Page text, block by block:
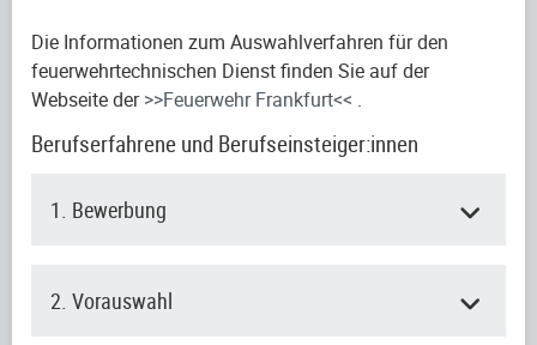
Die Informationen zum Auswahlverfahren für den
feuerwehrtechnischen Dienst finden Sie auf der
Webseite der>>Feuerwehr Frankfurt<< .
Berufserfahrene und Berufseinsteiger:innen
1. Bewerbung
2. Vorauswahl